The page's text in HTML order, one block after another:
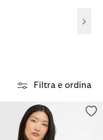
Filtra e ordina
denim Daya